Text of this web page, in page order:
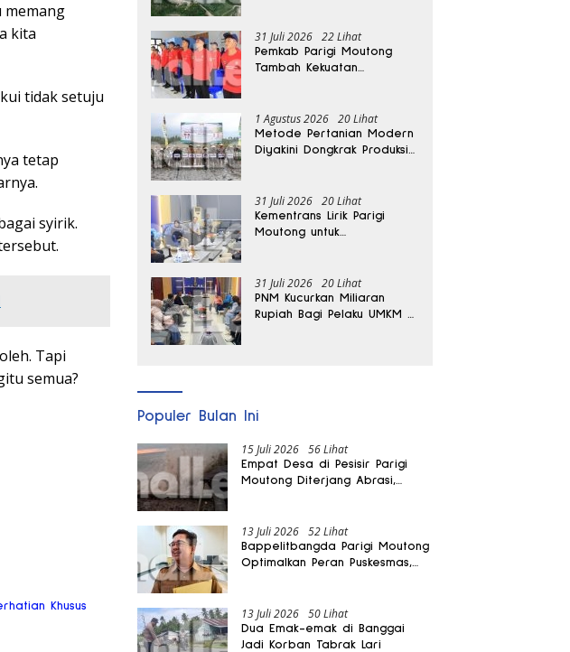
memang
kita
tidak setuju
tetap
syirik.
Tapi
semua?
Khusus
31 Juli 2026 22 Lihat
Pemkab Parigi Moutong
Tambah Kekuatan
1 Agustus 2026 20 Lihat
Metode Pertanian Modern
Diyakini Dongkrak Produksi
31 Juli 2026 20 Lihat
Kementrans Lirik Parigi
Moutong untuk
31 Juli 2026 20 Lihat
PNM Kucurkan Miliaran
Rupiah Bagi Pelaku UMKM di
Populer Bulan Ini
15 Juli 2026 56 Lihat
Empat Desa di Pesisir Parigi
Moutong Diterjang Abrasi,
13 Juli 2026 52 Lihat
Bappelitbangda Parigi Moutong
Optimalkan Peran Puskesmas,
13 Juli 2026 50 Lihat
Dua Emak-emak di Banggai
Jadi Korban Tabrak Lari